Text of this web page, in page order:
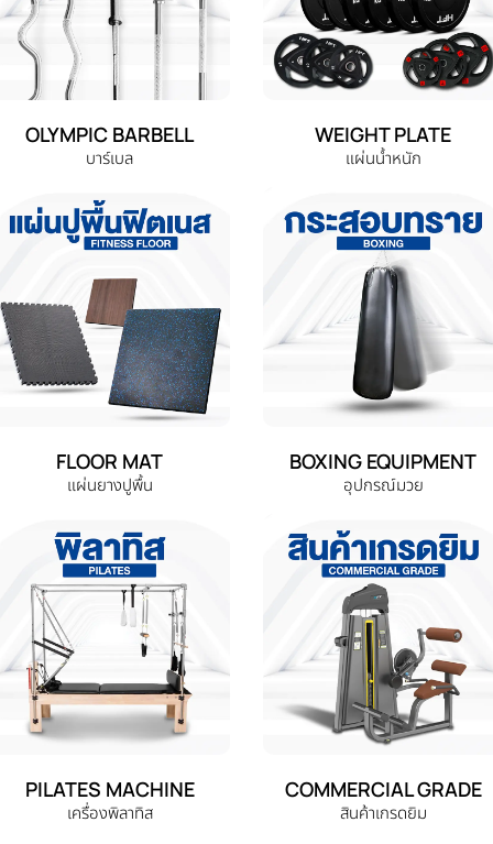
OLYMPIC BARBELL
บาร์เบล
WEIGHT PLATE
แผ่นน้ำหนัก
FLOOR MAT
แผ่นยางปูพื้น
BOXING EQUIPMENT
อุปกรณ์มวย
PILATES MACHINE
เครื่องพิลาทิส
COMMERCIAL GRADE
สินค้าเกรดยิม